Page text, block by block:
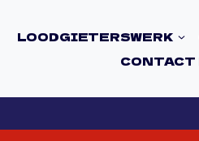
LOODGIETERSWERK